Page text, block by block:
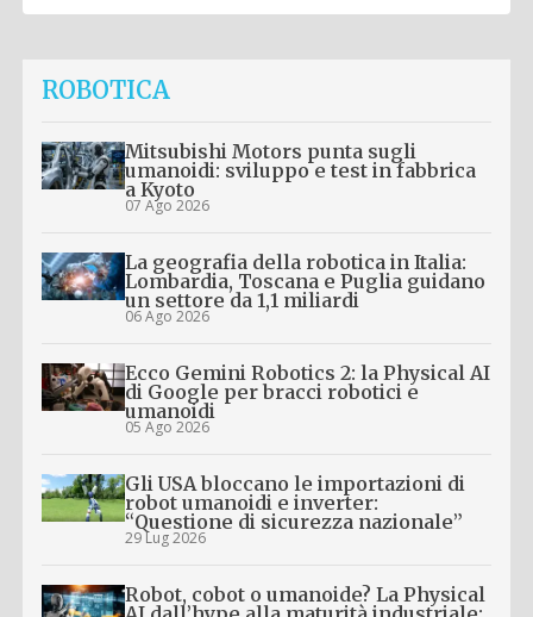
ROBOTICA
Mitsubishi Motors punta sugli
umanoidi: sviluppo e test in fabbrica
a Kyoto
07 Ago 2026
La geografia della robotica in Italia:
Lombardia, Toscana e Puglia guidano
un settore da 1,1 miliardi
06 Ago 2026
Ecco Gemini Robotics 2: la Physical AI
di Google per bracci robotici e
umanoidi
05 Ago 2026
Gli USA bloccano le importazioni di
robot umanoidi e inverter:
“Questione di sicurezza nazionale”
29 Lug 2026
Robot, cobot o umanoide? La Physical